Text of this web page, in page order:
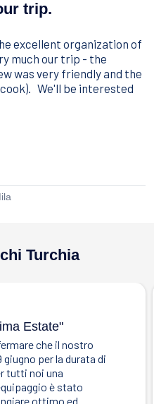
trip.
excellent organization of
much our trip - the
was very friendly and the
We'll be interested
Turchia
Estate"
che il nostro
giugno per la durata di
tutti noi una
è stato
ottimo ed